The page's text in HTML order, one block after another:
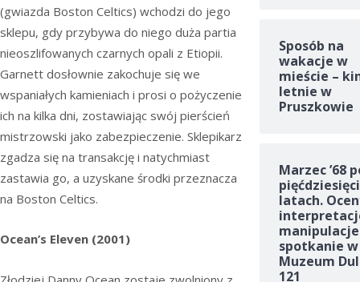
(gwiazda Boston Celtics) wchodzi do jego
sklepu, gdy przybywa do niego duża partia
nieoszlifowanych czarnych opali z Etiopii.
Garnett dosłownie zakochuje się we
wspaniałych kamieniach i prosi o pożyczenie
ich na kilka dni, zostawiając swój pierścień
mistrzowski jako zabezpieczenie. Sklepikarz
zgadza się na transakcję i natychmiast
zastawia go, a uzyskane środki przeznacza
na Boston Celtics.
Ocean’s Eleven (2001)
Sposób na
wakacje w
mieście –
letnie w
Pruszkowie
Marzec ’68
latach.
spotkanie w
Muzeum
121